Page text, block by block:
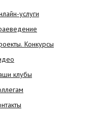
услуги
Конкурсы
клубы